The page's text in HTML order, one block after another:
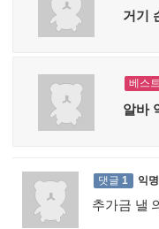
거기
베스
알바
댓글 1 익명
추가금 낼